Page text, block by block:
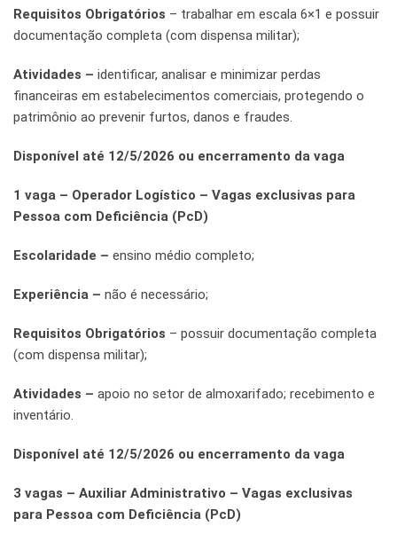
Requisitos Obrigatórios – trabalhar em escala 6×1 e possuir
documentação completa (com dispensa militar);
Atividades – identificar, analisar e minimizar perdas
financeiras em estabelecimentos comerciais, protegendo o
patrimônio ao prevenir furtos, danos e fraudes.
Disponível até 12/5/2026 ou encerramento da vaga
1 vaga – Operador Logístico – Vagas exclusivas para
Pessoa com Deficiência (PcD)
Escolaridade – ensino médio completo;
Experiência – não é necessário;
Requisitos Obrigatórios – possuir documentação completa
(com dispensa militar);
Atividades – apoio no setor de almoxarifado; recebimento e
inventário.
Disponível até 12/5/2026 ou encerramento da vaga
3 vagas – Auxiliar Administrativo – Vagas exclusivas
para Pessoa com Deficiência (PcD)